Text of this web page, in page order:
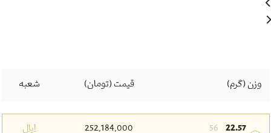
وزن (گرم) قیمت (تومان) شعبه
22.57
56
252,184,000 اپال